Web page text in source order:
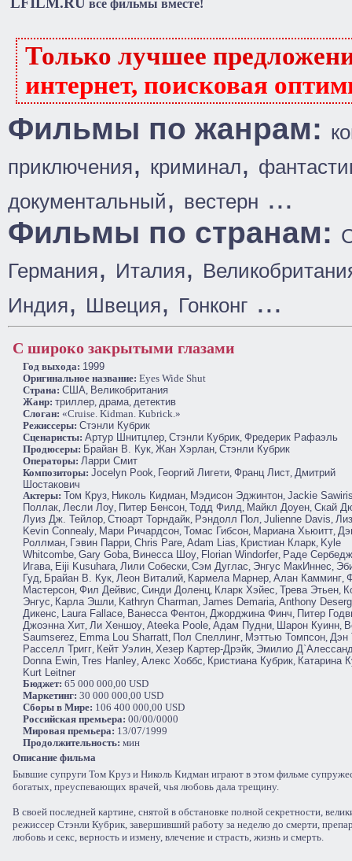
все фильмы вместе!
Только лучшее
интернет, поисковая
Фильмы по жанрам:
приключения, криминал,
документальный, вестерн ...
Фильмы по странам:
Германия, Италия,
Индия, Швеция, Гонконг ...
С широко закрытыми глазами
Год выхода: 1999
Оригинальное название: Eyes Wide Shut
Cтрана: США, Великобритания
Жанр: триллер, драма, детектив
Слоган: «Cruise. Kidman. Kubrick.»
Режиссеры: Стэнли Кубрик
Сценаристы: Артур Шнитцлер, Стэнли Кубрик, Фредерик Рафаэль
Продюсеры: Брайан В. Кук, Жан Хэрлан, Стэнли Кубрик
Операторы: Ларри Смит
Композиторы: Jocelyn Pook, Георгий Лигети, Франц Лист, Дмитрий
Шостакович
Актеры:
Том Круз, Николь Кидман, Мэдисон Эджинтон, Jackie
Поллак, Лесли Лоу, Питер Бенсон, Тодд Филд, Майкл Доуен, Скай
Луиз Дж. Тейлор, Стюарт Торндайк, Рэндолл Пол, Julienne Davis,
Kevin Connealy, Мари Ричардсон, Томас Гибсон, Мариана Хьюитт,
Роллман, Гэвин Парри, Chris Pare, Adam Lias, Кристиан Кларк, Kyle
Whitcombe, Gary Goba, Винесса Шоу, Florian Windorfer, Раде
Игава, Eiji Kusuhara, Лили Собески, Сэм Дуглас, Энгус МакИннес,
Гуд, Брайан В. Кук, Леон Виталий, Кармела Марнер, Алан Камминг,
Мастерсон, Фил Дейвис, Синди Доленц, Кларк Хэйес, Трева Этьен,
Энгус, Карла Эшли, Kathryn Charman, James Demaria, Anthony
Дикенс, Laura Fallace, Ванесса Фентон, Джорджина Финч,
Питер
Джоэнна Хит, Ли Хеншоу, Ateeka Poole, Адам Пудни, Шарон Куинн,
Saumserez, Emma Lou Sharratt, Пол Спеллинг, Мэттью Томпсон, Дэн
Расселл Тригг, Кейт Уэлин, Хезер Картер-Дрэйк, Эмилио
Donna Ewin, Tres Hanley, Алекс Хоббс, Кристиана Кубрик, Катарина
Kurt Leitner
Бюджет: 65 000 000,00 USD
Маркетинг: 30 000 000,00 USD
Сборы в Мире: 106 400 000,00 USD
Российская премьера: 00/00/0000
Мировая премьера: 13/07/1999
Продолжительность: мин
Описание фильма
Бывшие супруги Том Круз и Николь Кидман играют в этом фильме
богатых, преуспевающих врачей, чья любовь дала трещину.
В своей последней картине, снятой в обстановке полной секретности,
режиссер Стэнли Кубрик, завершивший работу за неделю до смерти,
любовь и секс, верность и измену, влечение и страсть, жизнь и смерть.